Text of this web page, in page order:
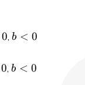
0,b
0
b < 0
0,b
b < 0